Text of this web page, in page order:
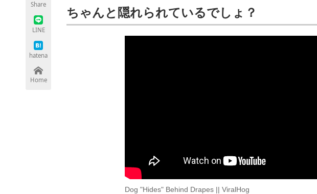
Share
LINE
hatena
Home
ちゃんと隠れられているでしょ？
Dog "Hides" Behind Drapes || ViralHog